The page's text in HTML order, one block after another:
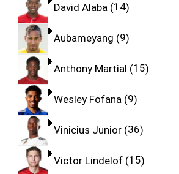
David Alaba 14
Aubameyang 9
Anthony Martial 15
Wesley Fofana 9
Vinicius Junior 36
Victor Lindelof 15